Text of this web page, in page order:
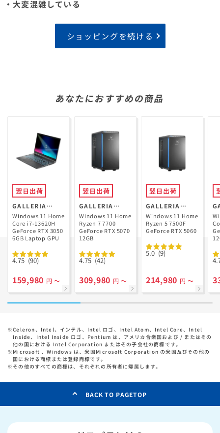
・大変混雑している
ショッピングを続ける
あなたにおすすめの商品
翌日出荷
GALLERIA
RL7C-R35-5N
Windows 11 Home
Core i7-13620H
GeForce RTX 3050
6GB Laptop GPU
4.75 (90)
159,980 円 ～
翌日出荷
GALLERIA
XPR7A-R57-GD
Ryzen 7 7700
搭載
Windows 11 Home
Ryzen 7 7700
GeForce RTX 5070
12GB
4.75 (42)
309,980 円 ～
翌日出荷
GALLERIA
XGR5M-R56-
GD Ryzen 5
7500F搭載
Windows 11 Home
Ryzen 5 7500F
GeForce RTX 5060
5.0 (9)
214,980 円 ～
※Celeron、Intel、インテル、Intel ロゴ、Intel Atom、Intel Core、Intel
Inside、Intel Inside ロゴ、Pentium は、アメリカ合衆国および / またはその
他の国における Intel Corporation またはその子会社の商標です。
※ Microsoft 、Windows は、米国Microsoft Corporation の米国及びその他の
国における商標または登録商標です。
※ その他のすべての商標は、それぞれの所有者に帰属します。
BACK TO PAGETOP